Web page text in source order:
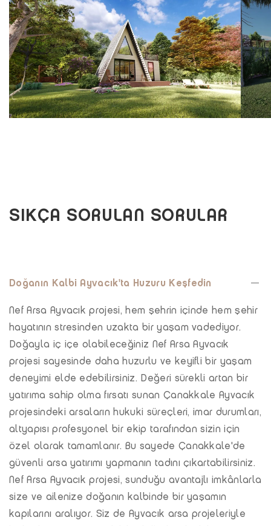
SIKÇA SORULAN SORULAR
Doğanın Kalbi Ayvacık'ta Huzuru Keşfedin
Nef Arsa Ayvacık projesi, hem şehrin içinde hem şehir
hayatının stresinden uzakta bir yaşam vadediyor.
Doğayla iç içe olabileceğiniz Nef Arsa Ayvacık
projesi sayesinde daha huzurlu ve keyifli bir yaşam
deneyimi elde edebilirsiniz. Değeri sürekli artan bir
yatırıma sahip olma fırsatı sunan Çanakkale Ayvacık
projesindeki arsaların hukuki süreçleri, imar durumları,
altyapısı profesyonel bir ekip tarafından sizin için
özel olarak tamamlanır. Bu sayede Çanakkale'de
güvenli arsa yatırımı yapmanın tadını çıkartabilirsiniz.
Nef Arsa Ayvacık projesi, sunduğu avantajlı imkânlarla
size ve ailenize doğanın kalbinde bir yaşamın
kapılarını aralıyor. Siz de Ayvacık arsa projeleriyle